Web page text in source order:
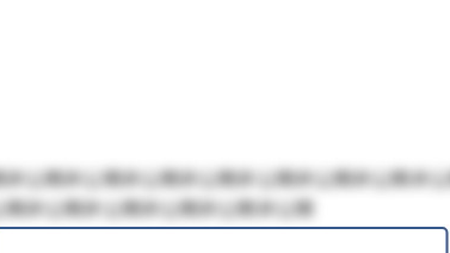
公開非公開非公開非公開非公開非公開非公開非
非公開非公開非公開非公開非公開